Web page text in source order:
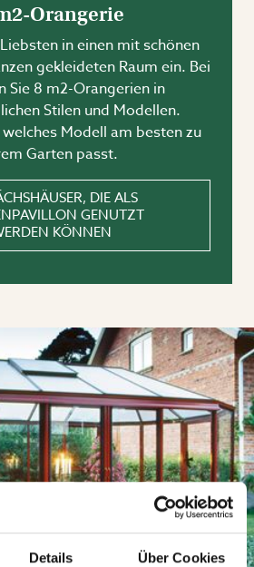
Details Über Cookies
Orangerie
in einen mit schönen
gekleideten Raum ein. Bei
Sie 8 m2-Orangerien in
Stilen und Modellen.
welches Modell am besten zu
Garten passt.
DIE ALS
GENUTZT
KÖNNEN